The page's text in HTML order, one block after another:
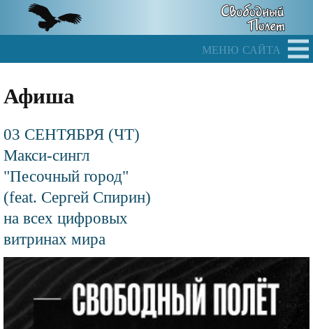
main
меню сайта
Афиша
03 СЕНТЯБРЯ (ЧТ)
Макси-сингл
"Песочный город"
(feat. Сергей Спирин)
на всех цифровых
витринах мира
изображения